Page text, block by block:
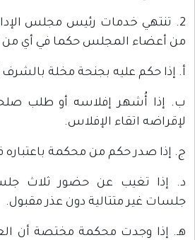
2. تنتهي خدمات رئيس مجلس
من أعضاء المجلس حكما في أي من
أ. إذا حكم عليه بجنحة مخلة بالشرف
ب. إذا أُشهر إفلاسه أو طلب صلحا
لإقراضه اتقاء الإفلاس.
ج. إذا صدر حكم من محكمة باعتباره
د. إذا تغيب عن حضور ثلاث
جلسات غير متتالية دون عذر مقبول.
هـ. إذا وجدت محكمة مختصة أن